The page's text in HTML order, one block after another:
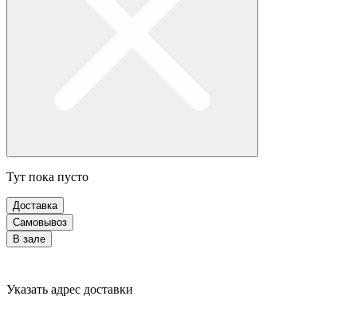
Тут пока пусто
Доставка
Самовывоз
В зале
Указать адрес доставки